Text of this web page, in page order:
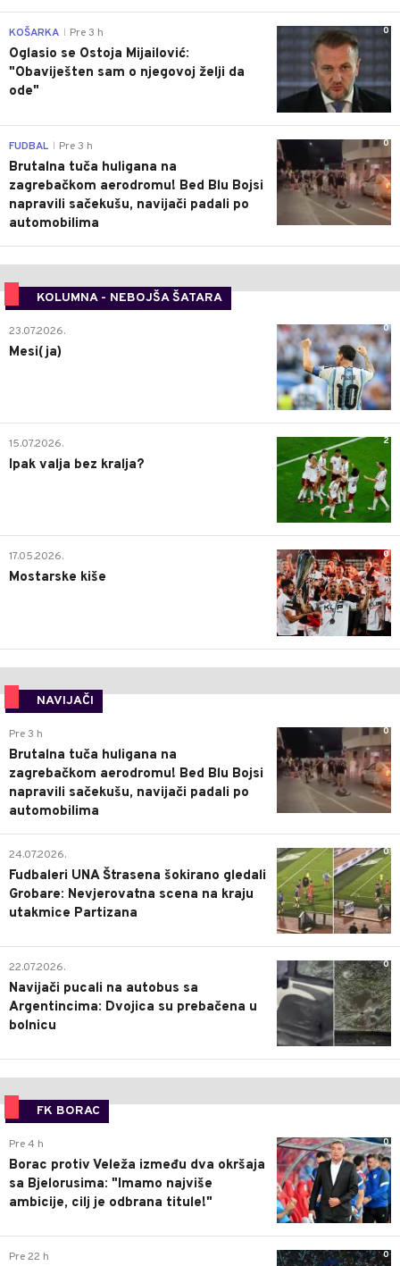
0
KOŠARKA Pre 3 h
Oglasio se Ostoja Mijailović:
"Obaviješten sam o njegovoj želji da
ode"
0
FUDBAL Pre 3 h
Brutalna tuča huligana na
zagrebačkom aerodromu! Bed Blu Bojsi
napravili sačekušu, navijači padali po
automobilima
KOLUMNA - NEBOJŠA ŠATARA
0
23.07.2026.
Mesi(ja)
2
15.07.2026.
Ipak valja bez kralja?
0
17.05.2026.
Mostarske kiše
NAVIJAČI
0
Pre 3 h
Brutalna tuča huligana na
zagrebačkom aerodromu! Bed Blu Bojsi
napravili sačekušu, navijači padali po
automobilima
0
24.07.2026.
Fudbaleri UNA Štrasena šokirano gledali
Grobare: Nevjerovatna scena na kraju
utakmice Partizana
0
22.07.2026.
Navijači pucali na autobus sa
Argentincima: Dvojica su prebačena u
bolnicu
FK BORAC
0
Pre 4 h
Borac protiv Veleža između dva okršaja
sa Bjelorusima: "Imamo najviše
ambicije, cilj je odbrana titule!"
0
Pre 22 h